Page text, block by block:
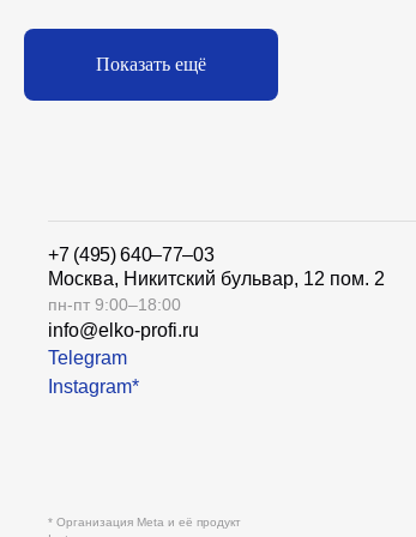
Показать ещё
+7 (495) 640–77–03
Москва, Никитский бульвар, 12 пом. 2
пн-пт 9:00–18:00
info@elko-profi.ru
Telegram
Instagram*
* Организация Meta и её продукт